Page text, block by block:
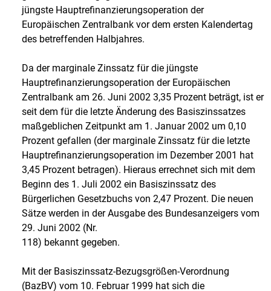
jüngste Hauptrefinanzierungsoperation der
Europäischen Zentralbank vor dem ersten Kalendertag
des betreffenden Halbjahres.
Da der marginale Zinssatz für die jüngste
Hauptrefinanzierungsoperation der Europäischen
Zentralbank am 26. Juni 2002 3,35 Prozent beträgt, ist er
seit dem für die letzte Änderung des Basiszinssatzes
maßgeblichen Zeitpunkt am 1. Januar 2002 um 0,10
Prozent gefallen (der marginale Zinssatz für die letzte
Hauptrefinanzierungsoperation im Dezember 2001 hat
3,45 Prozent betragen). Hieraus errechnet sich mit dem
Beginn des 1. Juli 2002 ein Basiszinssatz des
Bürgerlichen Gesetzbuchs von 2,47 Prozent. Die neuen
Sätze werden in der Ausgabe des Bundesanzeigers vom
29. Juni 2002 (Nr.
118) bekannt gegeben.
Mit der Basiszinssatz-Bezugsgrößen-Verordnung
(BazBV) vom 10. Februar 1999 hat sich die